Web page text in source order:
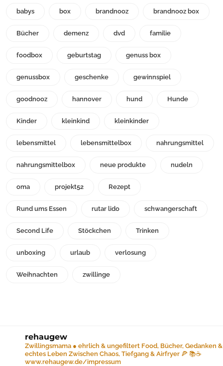
babys box brandnooz brandnooz box
Bücher demenz dvd familie
foodbox geburtstag genuss box
genussbox geschenke gewinnspiel
goodnooz hannover hund Hunde
Kinder kleinkind kleinkinder
lebensmittel lebensmittelbox nahrungsmittel
nahrungsmittelbox neue produkte nudeln
oma projekt52 Rezept
Rund ums Essen rutar lido schwangerschaft
Second Life Stöckchen Trinken
unboxing urlaub verlosung
Weihnachten zwillinge
rehaugew
Zwillingsmama ● ehrlich & ungefiltert Food, Bücher, Gedanken &
echtes Leben Zwischen Chaos, Tiefgang & Airfryer 🍕 📚☕️
www.rehaugew.de/impressum